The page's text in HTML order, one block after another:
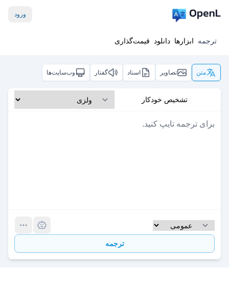
ورود
ترجمه ابزارها دانلود قیمت‌گذاری
متن تصاویر اسناد گفتار وب‌سایت‌ها
تشخیص خودکار
ترجمه